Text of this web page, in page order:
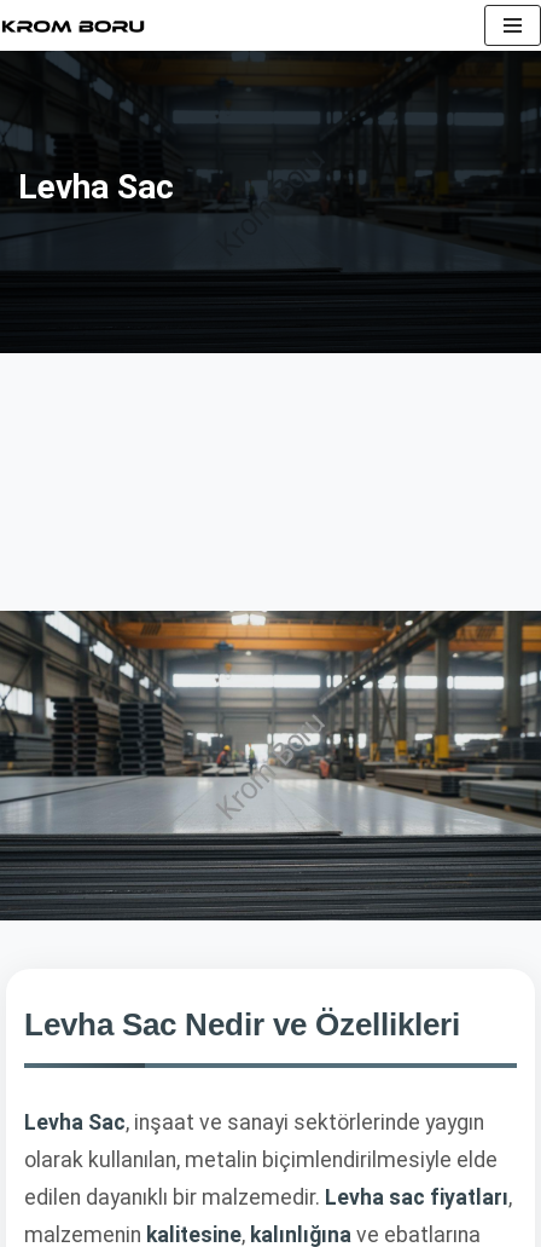
İçeriğe
Levha Sac
Levha Sac Nedir ve Özellikleri
Levha Sac, inşaat ve sanayi sektörlerinde yaygın
olarak kullanılan, metalin biçimlendirilmesiyle elde
edilen dayanıklı bir malzemedir. Levha sac fiyatları,
malzemenin kalitesine, kalınlığına ve ebatlarına